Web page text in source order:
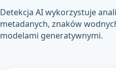
Detekcja AI wykorzystuje
metadanych, znaków
modelami generatywnymi.